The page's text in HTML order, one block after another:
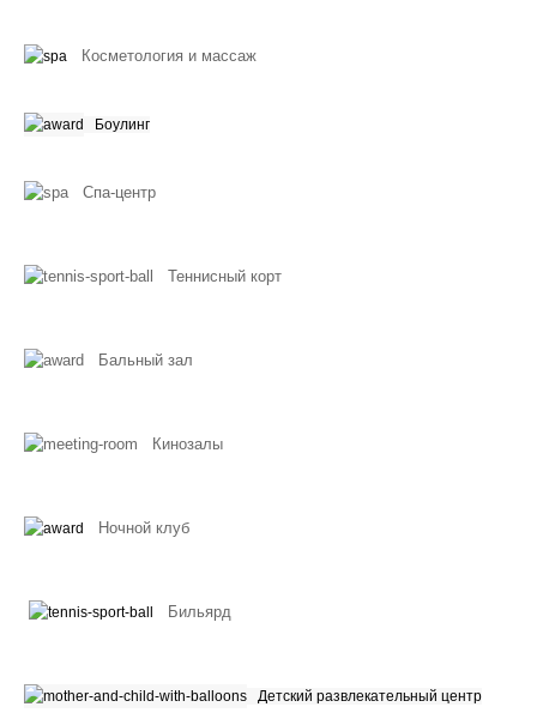
Косметология и массаж
Боулинг
Спа-центр
Теннисный корт
Бальный зал
Кинозалы
Ночной клуб
Бильярд
Детский развлекательный центр